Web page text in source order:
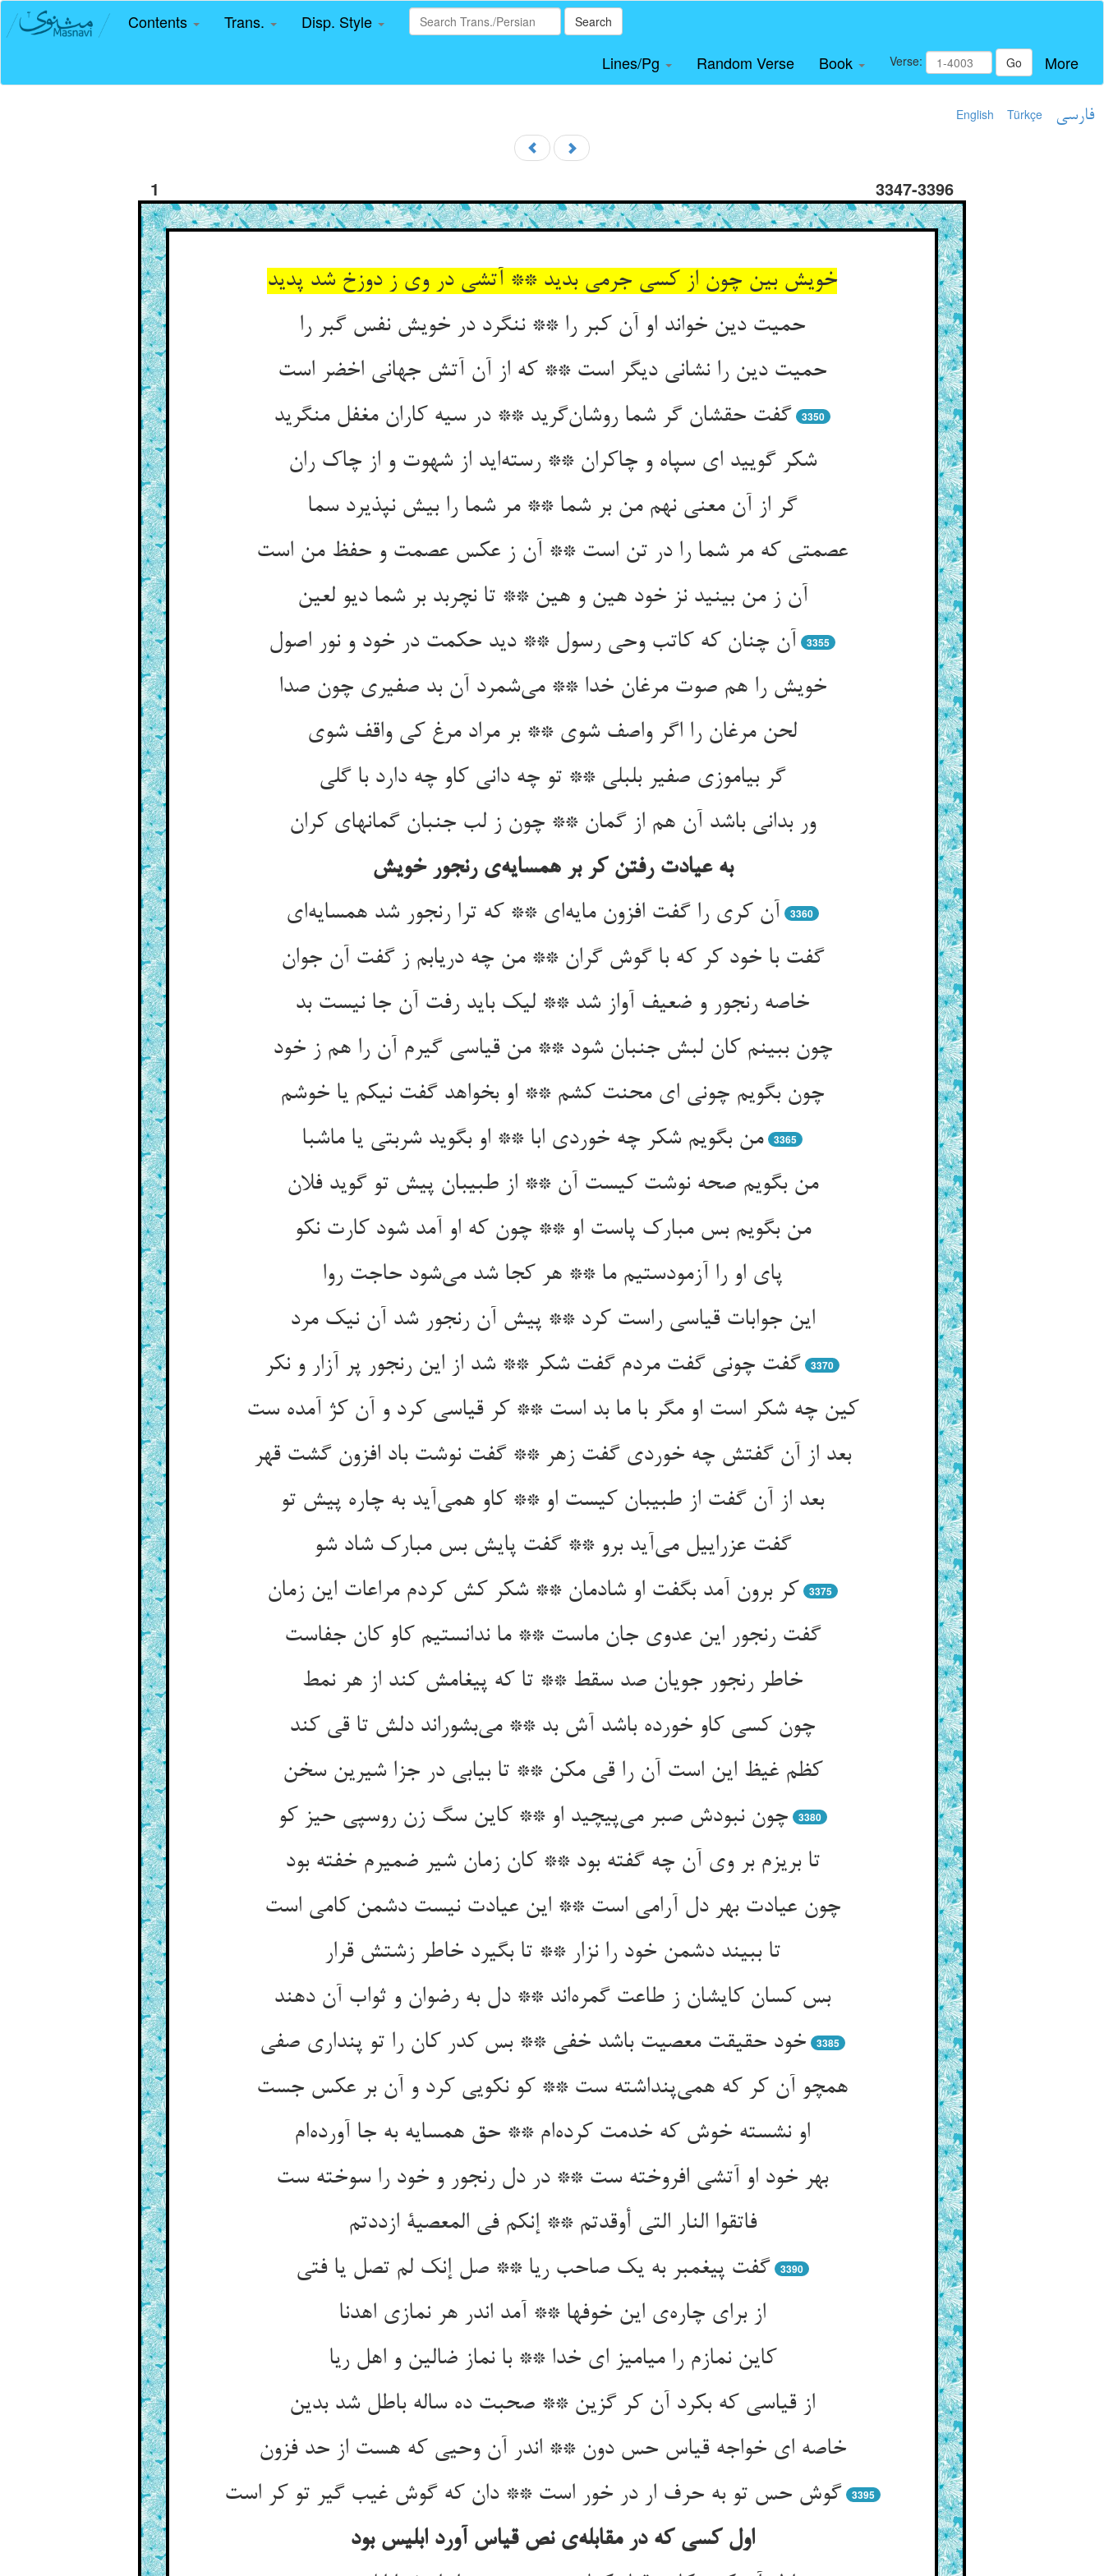
Contents Trans. Disp. Style Search
Lines/Pg Random Verse Book Verse: Go More
English Türkçe فارسی
1 3347-3396
خویش بین چون از کسی جرمی بدید ** آتشی در وی ز دوزخ شد پدید
حمیت دین خواند او آن کبر را ** ننگرد در خویش نفس گبر را
گفت حقشان گر شما روشان‌‌گرید ** در سیه کاران مغفل منگرید
3350
شکر گویید ای سپاه و چاکران ** رسته‌‌اید از شهوت و از چاک ران‌‌
گر از آن معنی نهم من بر شما ** مر شما را بیش نپذیرد سما
3355
خویش را هم صوت مرغان خدا ** می‌‌شمرد آن بد صفیری چون صدا
ور بدانی باشد آن هم از گمان ** چون ز لب جنبان گمانهای کران‌‌
به عیادت رفتن کر بر همسایه‌‌ی رنجور خویش‌‌
3360
گفت با خود کر که با گوش گران ** من چه دریابم ز گفت آن جوان‌‌
خاصه رنجور و ضعیف آواز شد ** لیک باید رفت آن جا نیست بد
چون ببینم کان لبش جنبان شود ** من قیاسی گیرم آن را هم ز خود
من بگویم شکر چه خوردی ابا ** او بگوید شربتی یا ماشبا
3365
من بگویم صحه نوشت کیست آن ** از طبیبان پیش تو گوید فلان‌‌
من بگویم بس مبارک پاست او ** چون که او آمد شود کارت نکو
پای او را آزمودستیم ما ** هر کجا شد می‌‌شود حاجت روا
این جوابات قیاسی راست کرد ** پیش آن رنجور شد آن نیک مرد
گفت چونی گفت مردم گفت شکر ** شد از این رنجور پر آزار و نکر
3370
کین چه شکر است او مگر با ما بد است ** کر قیاسی کرد و آن کژ آمده ست‌‌
بعد از آن گفتش چه خوردی گفت زهر ** گفت نوشت باد افزون گشت قهر
بعد از آن گفت از طبیبان کیست او ** کاو همی‌‌آید به چاره پیش تو
گفت عزراییل می‌‌آید برو ** گفت پایش بس مبارک شاد شو
کر برون آمد بگفت او شادمان ** شکر کش کردم مراعات این زمان‌‌
3375
گفت رنجور این عدوی جان ماست ** ما ندانستیم کاو کان جفاست‌‌
خاطر رنجور جویان صد سقط ** تا که پیغامش کند از هر نمط
چون کسی کاو خورده باشد آش بد ** می‌‌بشوراند دلش تا قی کند
کظم غیظ این است آن را قی مکن ** تا بیابی در جزا شیرین سخن‌‌
چون نبودش صبر می‌‌پیچید او ** کاین سگ زن روسپی حیز کو
3380
تا بریزم بر وی آن چه گفته بود ** کان زمان شیر ضمیرم خفته بود
چون عیادت بهر دل آرامی است ** این عیادت نیست دشمن کامی است‌‌
تا ببیند دشمن خود را نزار ** تا بگیرد خاطر زشتش قرار
بس کسان کایشان ز طاعت گمره‌‌اند ** دل به رضوان و ثواب آن دهند
خود حقیقت معصیت باشد خفی ** بس کدر کان را تو پنداری صفی‌‌
3385
فاتقوا النار التی أوقدتم ** إنکم فی المعصیة ازددتم‌‌
گفت پیغمبر به یک صاحب ریا ** صل إنک لم تصل یا فتی‌‌
3390
از برای چاره‌‌ی این خوفها ** آمد اندر هر نمازی اهدنا
کاین نمازم را میامیز ای خدا ** با نماز ضالین و اهل ریا
خاصه ای خواجه قیاس حس دون ** اندر آن وحیی که هست از حد فزون‌‌
گوش حس تو به حرف ار در خور است ** دان که گوش غیب گیر تو کر است‌‌
3395
اول کسی که در مقابله‌‌ی نص قیاس آورد ابلیس بود